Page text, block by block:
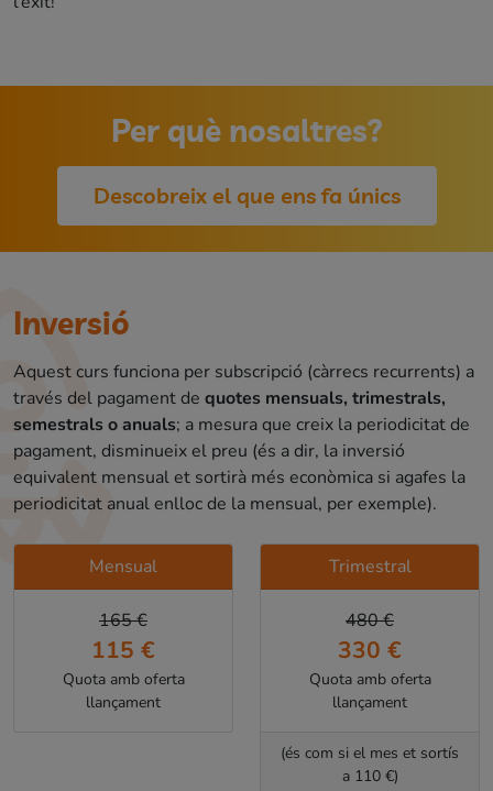
Per què nosaltres?
Descobreix el que ens fa únics
Inversió
Aquest curs funciona per subscripció (càrrecs recurrents) a
través del pagament de quotes mensuals, trimestrals,
semestrals o anuals; a mesura que creix la periodicitat de
pagament, disminueix el preu (és a dir, la inversió
equivalent mensual et sortirà més econòmica si agafes la
periodicitat anual enlloc de la mensual, per exemple).
Mensual
165 €
115 €
Quota amb oferta
llançament
Trimestral
480 €
330 €
Quota amb oferta
llançament
(és com si el mes et sortís
a 110 €)